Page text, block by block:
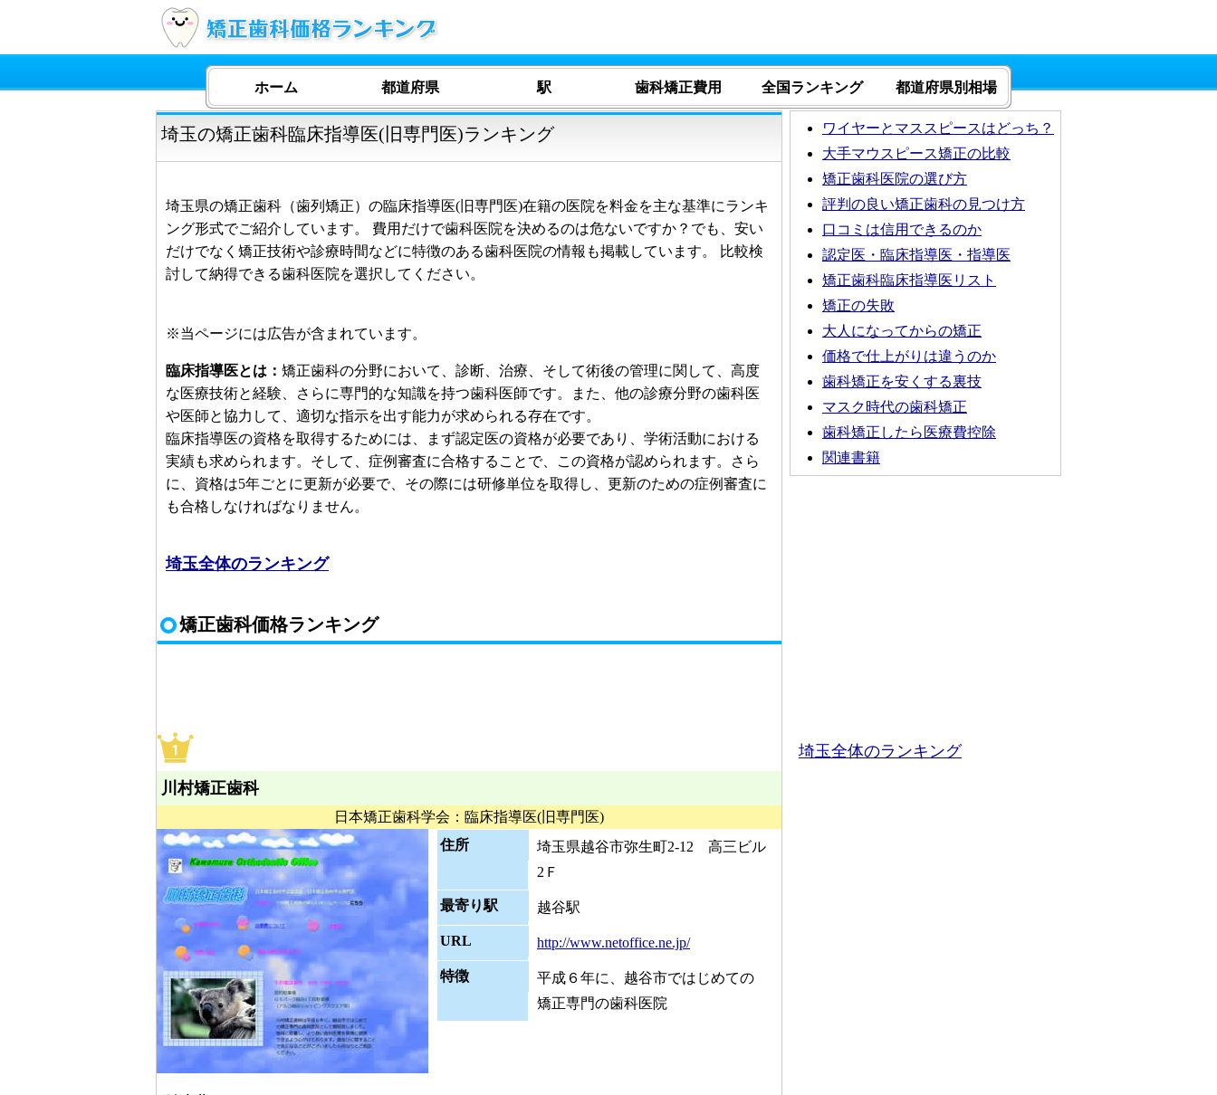
ホーム 都道府県 駅 歯科矯正費用 全国ランキング 都道府県別相場
埼玉の矯正歯科臨床指導医(旧専門医)ランキング
埼玉県の矯正歯科（歯列矯正）の臨床指導医(旧専門医)在籍の医院を料金を主な基準にランキ
ング形式でご紹介しています。 費用だけで歯科医院を決めるのは危ないですか？でも、安い
だけでなく矯正技術や診療時間などに特徴のある歯科医院の情報も掲載しています。 比較検
討して納得できる歯科医院を選択してください。
※当ページには広告が含まれています。
臨床指導医とは： 矯正歯科の分野において、診断、治療、そして術後の管理に関して、高度
な医療技術と経験、さらに専門的な知識を持つ歯科医師です。また、他の診療分野の歯科医
や医師と協力して、適切な指示を出す能力が求められる存在です。
臨床指導医の資格を取得するためには、まず認定医の資格が必要であり、学術活動における
実績も求められます。そして、症例審査に合格することで、この資格が認められます。さら
に、資格は5年ごとに更新が必要で、その際には研修単位を取得し、更新のための症例審査に
も合格しなければなりません。
埼玉全体のランキング
矯正歯科価格ランキング
川村矯正歯科
日本矯正歯科学会：臨床指導医(旧専門医)
住所
埼玉県越谷市弥生町2-12 高三ビル
2Ｆ
最寄り駅 越谷駅
URL http://www.netoffice.ne.jp/
特徴
平成６年に、越谷市ではじめての
矯正専門の歯科医院
ワイヤーとマススピースはどっち？
大手マウスピース矯正の比較
矯正歯科医院の選び方
評判の良い矯正歯科の見つけ方
口コミは信用できるのか
認定医・臨床指導医・指導医
矯正歯科臨床指導医リスト
矯正の失敗
大人になってからの矯正
価格で仕上がりは違うのか
歯科矯正を安くする裏技
マスク時代の歯科矯正
歯科矯正したら医療費控除
関連書籍
埼玉全体のランキング